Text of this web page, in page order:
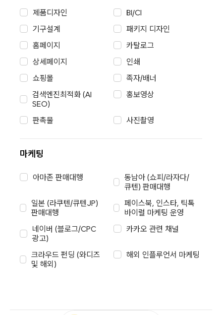
홍보영상
검색엔진최적화 SEO(구글)
사진촬영
15주년 무료 이벤트(제품 2컷 또는 프로필 촬영)
디자인 정부지원사업 안내
코트라 무료사진촬영(최대 10종 제품당 3컷 최대 30컷
)
제품디자인
BI/CI
기구설계
패키지 디자인
홈페이지
카탈로그
상세페이지
인쇄
쇼핑몰
족자/배너
검색엔진최적화 (AI
SEO)
홍보영상
판촉물 사진촬영
마케팅
아마존 판매대행
동남아 (쇼피/라자다/
큐텐) 판매대행
일본 (라쿠텐/큐텐JP)
판매대행
페이스북, 인스타, 틱톡
바이럴 마케팅 운영
네이버 (블로그/CPC
광고)
카카오 관련 채널
크라우드 펀딩 (와디즈
및 해외)
해외 인플루언서 마케팅